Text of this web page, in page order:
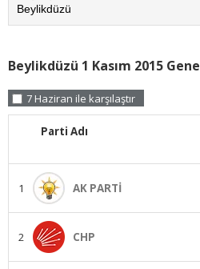
Beylikdüzü
Beylikdüzü 1 Kasım 2015
7 Haziran ile karşılaştır
Parti Adı
1 AK PARTİ
2 CHP